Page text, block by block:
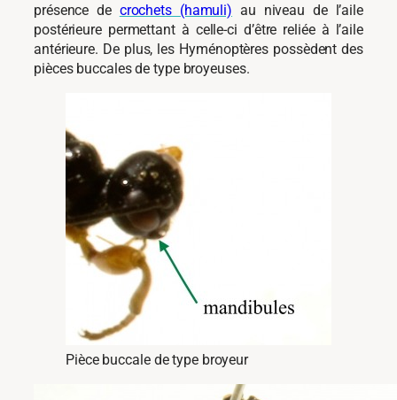
présence de crochets (hamuli) au niveau de l’aile
postérieure permettant à celle-ci d’être reliée à l’aile
antérieure. De plus, les Hyménoptères possèdent des
pièces buccales de type broyeuses.
Pièce buccale de type broyeur